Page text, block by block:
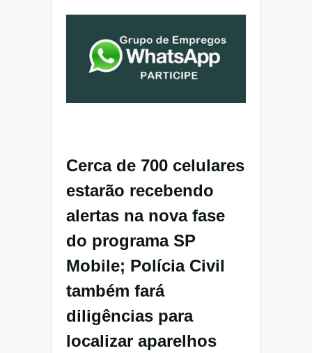
Cerca de 700 celulares
estarão recebendo
alertas na nova fase
do programa SP
Mobile; Polícia Civil
também fará
diligências para
localizar aparelhos